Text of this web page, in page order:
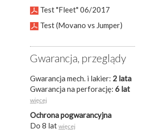
Test "Fleet" 06/2017
Test (Movano vs Jumper)
Gwarancja, przeglądy
Gwarancja mech. i lakier: 2 lata
Gwarancja na perforację: 6 lat
więcej
Ochrona pogwarancyjna
Do 8 lat więcej